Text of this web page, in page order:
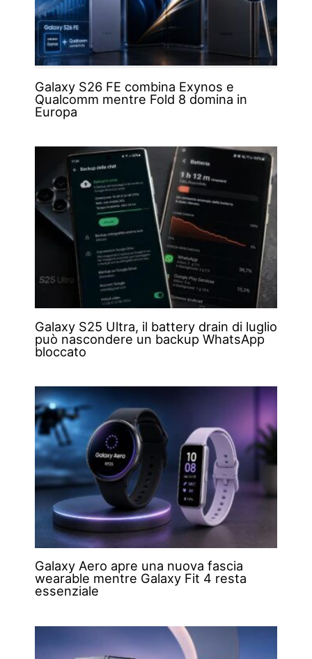
Galaxy S26 FE combina Exynos e
Qualcomm mentre Fold 8 domina in
Europa
Galaxy S25 Ultra, il battery drain di luglio
può nascondere un backup WhatsApp
bloccato
Galaxy Aero apre una nuova fascia
wearable mentre Galaxy Fit 4 resta
essenziale